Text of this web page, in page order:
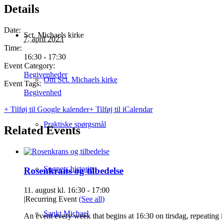
Sct. Michaels kirke
Om Sct. Michaels kirke
Praktiske spørgsmål
Sognets historie
Sankt Michael
Details
Date:
7. april 2023
Time:
16:30 - 17:30
Event Category:
Begivenheder
Event Tags:
Begivenhed
+ Tilføj til Google kalender+ Tilføj til iCalendar
Related Events
Rosenkrans og tilbedelse
11. august kl. 16:30 - 17:00
|Recurring Event (See all)
An event every week that begins at 16:30 on tirsdag,